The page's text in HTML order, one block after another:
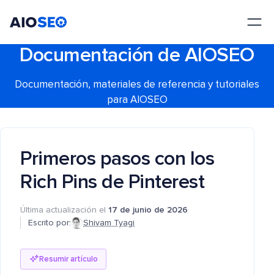
Documentación de AIOSEO
Documentación, materiales de referencia y tutoriales
para AIOSEO
Primeros pasos con los
Rich Pins de Pinterest
Última actualización el 17 de junio de 2026
Escrito por:
Shivam Tyagi
Resumir artículo